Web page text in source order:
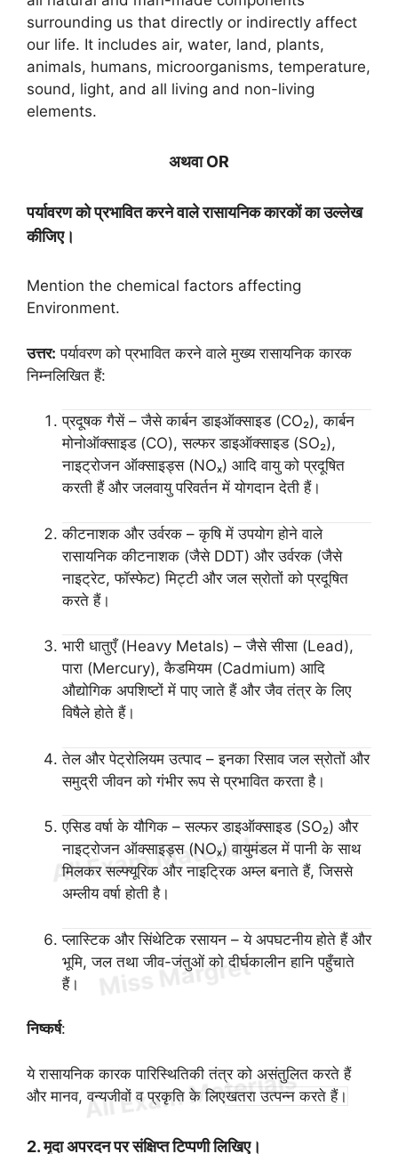
surrounding us that directly or indirectly affect
our life. It includes air, water, land, plants,
animals, humans, microorganisms, temperature,
sound, light, and all living and non-living
elements.
अथवा OR
पर्यावरण को प्रभावित करने वाले रासायनिक कारकों का उल्लेख
कीजिए।
Mention the chemical factors affecting
Environment.
उत्तर: पर्यावरण को प्रभावित करने वाले मुख्य रासायनिक कारक
निम्नलिखित हैं:
प्रदूषक गैसें – जैसे कार्बन डाइऑक्साइड (CO₂), कार्बन
मोनोऑक्साइड (CO), सल्फर डाइऑक्साइड (SO₂),
नाइट्रोजन ऑक्साइड्स (NOₓ) आदि वायु को प्रदूषित
करती हैं और जलवायु परिवर्तन में योगदान देती हैं।
कीटनाशक और उर्वरक – कृषि में उपयोग होने वाले
रासायनिक कीटनाशक (जैसे DDT) और उर्वरक (जैसे
नाइट्रेट, फॉस्फेट) मिट्टी और जल स्रोतों को प्रदूषित
करते हैं।
भारी धातुएँ (Heavy Metals) – जैसे सीसा (Lead),
पारा (Mercury), कैडमियम (Cadmium) आदि
औद्योगिक अपशिष्टों में पाए जाते हैं और जैव तंत्र के लिए
विषैले होते हैं।
तेल और पेट्रोलियम उत्पाद – इनका रिसाव जल स्रोतों और
समुद्री जीवन को गंभीर रूप से प्रभावित करता है।
एसिड वर्षा के यौगिक – सल्फर डाइऑक्साइड (SO₂) और
नाइट्रोजन ऑक्साइड्स (NOₓ) वायुमंडल में पानी के साथ
मिलकर सल्फ्यूरिक और नाइट्रिक अम्ल बनाते हैं, जिससे
अम्लीय वर्षा होती है।
प्लास्टिक और सिंथेटिक रसायन – ये अपघटनीय होते हैं और
भूमि, जल तथा जीव-जंतुओं को दीर्घकालीन हानि पहुँचाते
हैं।
निष्कर्ष:
ये रासायनिक कारक पारिस्थितिकी तंत्र को असंतुलित करते हैं
और मानव, वन्यजीवों व प्रकृति के लिएखतरा उत्पन्न करते हैं।
2. मृदा अपरदन पर संक्षिप्त टिप्पणी लिखिए।